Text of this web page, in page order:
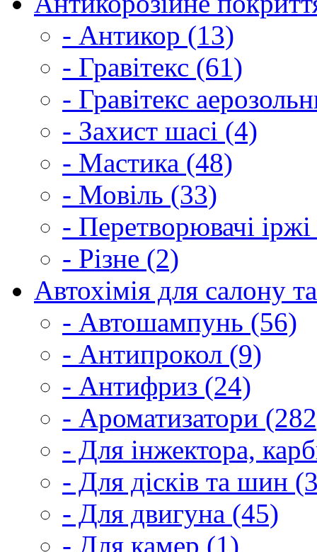
- Антикор (13)
- Гравітекс (61)
- Гравітекс
- Захист шасі (4)
- Мастика (48)
- Мовіль (33)
- Перетворювачі
- Різне (2)
Автохімія для салону
- Автошампунь (56)
- Антипрокол (9)
- Антифриз (24)
- Ароматизатори
- Для інжектора,
- Для дісків та шин
- Для двигуна (45)
- Для камер (1)